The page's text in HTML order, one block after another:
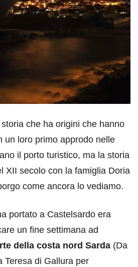
che ha origini che hanno
un loro primo approdo nelle
il porto turistico, ma la storia
XII secolo con la famiglia Doria
come ancora lo vediamo.
portato a Castelsardo era
un fine settimana ad
della costa nord Sarda (Da
Teresa di Gallura per